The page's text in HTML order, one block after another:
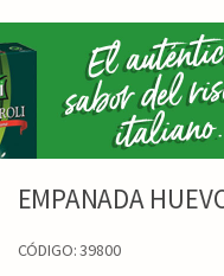
EMPANADA
CÓDIGO:39800